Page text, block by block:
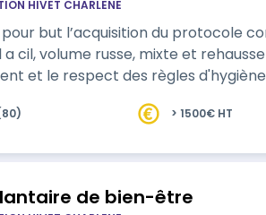
HIVET CHARLENE
but l’acquisition du protocole
cil, volume russe, mixte et
et le respect des règles
> 1500€ HT
de bien-être